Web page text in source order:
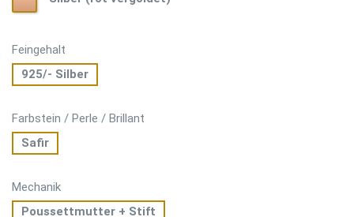
(rot
Feingehalt
925/- Silber
Farbstein / Perle / Brillant
Safir
Mechanik
Poussettmutter + Stift